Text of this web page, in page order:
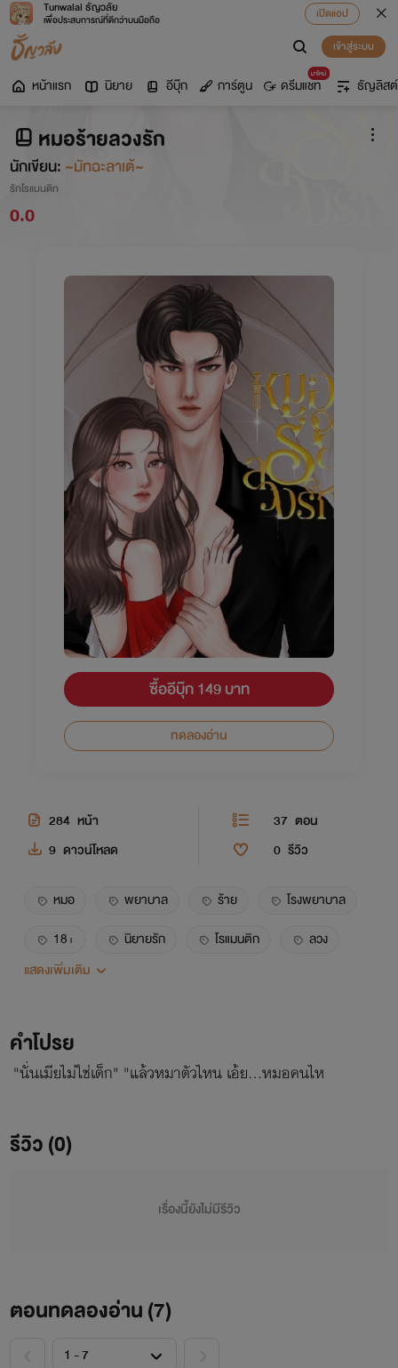
Tunwalai ธัญวลัย
เพื่อประสบการณ์ที่ดีกว่าบนมือถือ
เปิดแอป
เข้าสู่ระบบ
หน้าแรก นิยาย อีบุ๊ก การ์ตูน
มาใหม่
ดรีมแชท ธัญลิสต์
หมอร้ายลวงรัก
นักเขียน: ~มัทฉะลาเต้~
รักโรแมนติก
0.0
ซื้ออีบุ๊ก 149 บาท
ทดลองอ่าน
284 หน้า 37 ตอน
9 ดาวน์โหลด 0 รีวิว
หมอ พยาบาล ร้าย
โรงพยาบาล
18+
นิยายรัก โรแมนติก
ลวง
รัก
แสดงเพิ่มเติม
คำโปรย
"นั่นเมียไม่ใช่เด็ก" "แล้วหมาตัวไหน เอ้ย...หมอคนไห
รีวิว (0)
เรื่องนี้ยังไม่มีรีวิว
ตอนทดลองอ่าน (7)